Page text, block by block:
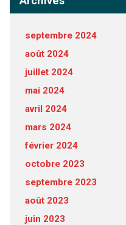
septembre 2024
août 2024
juillet 2024
mai 2024
avril 2024
mars 2024
février 2024
octobre 2023
septembre 2023
août 2023
juin 2023